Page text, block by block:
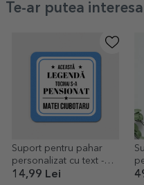
Te-ar putea interesa
Suport pentru pahar
personalizat cu text -
Pensionat
14,99 Lei